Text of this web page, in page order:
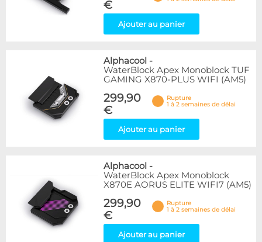
€
Ajouter au panier
Alphacool -
WaterBlock Apex Monoblock TUF
GAMING X870-PLUS WIFI (AM5)
299,90
€
Rupture
1 à 2 semaines de délai
Ajouter au panier
Alphacool -
WaterBlock Apex Monoblock
X870E AORUS ELITE WIFI7 (AM5)
299,90
€
Rupture
1 à 2 semaines de délai
Ajouter au panier